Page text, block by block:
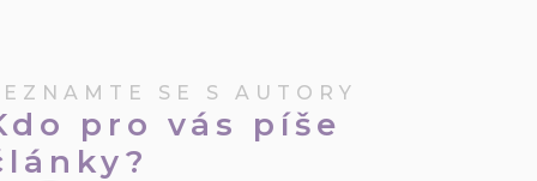
SE S AUTORY
pro vás píše